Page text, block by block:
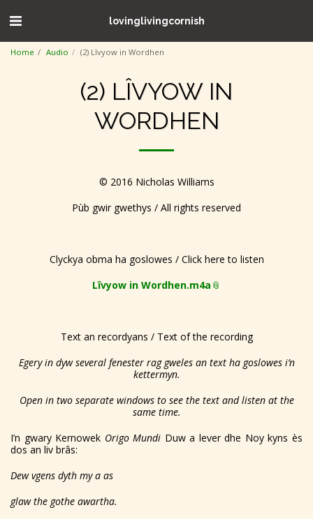
lovinglivingcornish
Home Audio (2) Lîvyow in Wordhen
(2) LÎVYOW IN
WORDHEN
© 2016 Nicholas Williams
Pùb gwir gwethys / All rights reserved
Clyckya obma ha goslowes / Click here to listen
Lîvyow in Wordhen.m4a
Text an recordyans / Text of the recording
Egery in dyw several fenester rag gweles an text ha goslowes i’n
kettermyn.
Open in two separate windows to see the text and listen at the
same time.
I’n gwary Kernowek Origo Mundi Duw a lever dhe Noy kyns ès
dos an liv brâs:
Dew vgens dyth my a as
glaw the gothe awartha.